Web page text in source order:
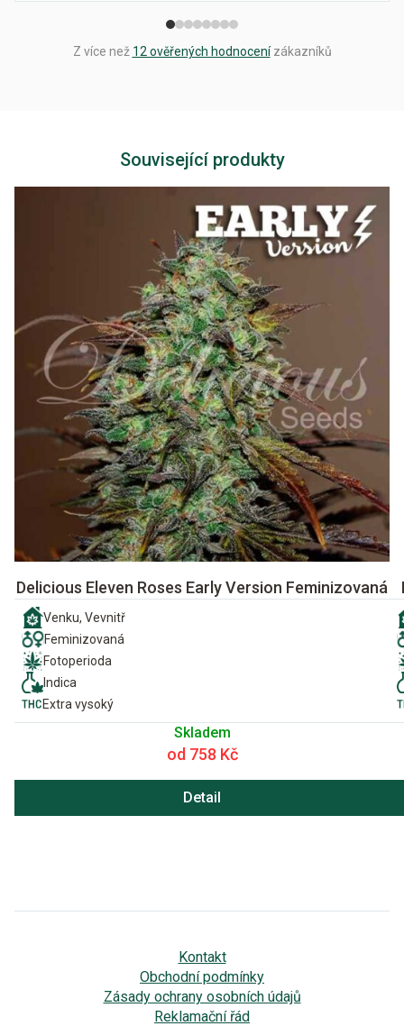
Z více než 12 ověřených hodnocenízákazníků
Související produkty
Delicious Eleven Roses Early Version Feminizovaná
Venku, Vevnitř
Feminizovaná
Fotoperioda
Indica
Extra vysoký
Skladem
od 758 Kč
Detail
Kontakt
Obchodní podmínky
Zásady ochrany osobních údajů
Reklamační řád